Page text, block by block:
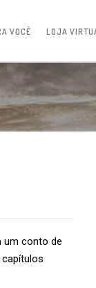
VOCÊ LOJA
um conto de